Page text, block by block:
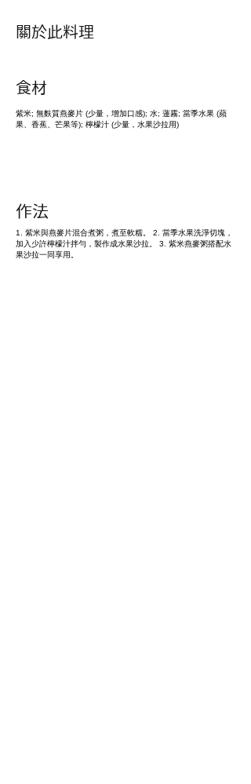
​關於此料理
​食材
紫米; 無麩質燕麥片 (少量，增加口感); 水; 蓮霧; 當季水果 (蘋
果、香蕉、芒果等); 檸檬汁 (少量，水果沙拉用)
作法
1. 紫米與燕麥片混合煮粥，煮至軟糯。 2. 當季水果洗淨切塊，
加入少許檸檬汁拌勻，製作成水果沙拉。 3. 紫米燕麥粥搭配水
果沙拉一同享用。